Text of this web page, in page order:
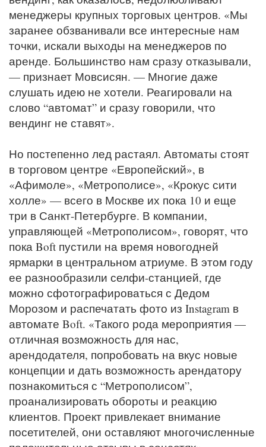
менеджеры крупных торговых центров. «Мы
заранее обзванивали все интересные нам
точки, искали выходы на менеджеров по
аренде. Большинство нам сразу отказывали,
— признает Мовсисян. — Многие даже
слушать идею не хотели. Реагировали на
слово “автомат” и сразу говорили, что
вендинг не ставят».
Но постепенно лед растаял. Автоматы стоят
в торговом центре «Европейский», в
«Афимоле», «Метрополисе», «Крокус сити
холле» — всего в Москве их пока 10 и еще
три в Санкт-Петербурге. В компании,
управляющей «Метрополисом», говорят, что
пока Boft пустили на время новогодней
ярмарки в центральном атриуме. В этом году
ее разнообразили селфи-станцией, где
можно сфотографироваться с Дедом
Морозом и распечатать фото из Instagram в
автомате Boft. «Такого рода мероприятия —
отличная возможность для нас,
арендодателя, попробовать на вкус новые
концепции и дать возможность арендатору
познакомиться с “Метрополисом”,
проанализировать обороты и реакцию
клиентов. Проект привлекает внимание
посетителей, они оставляют многочисленные